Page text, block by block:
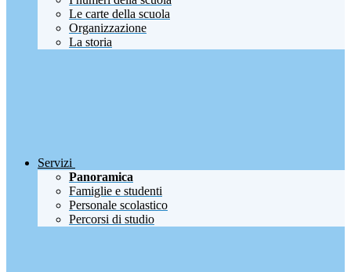
Le carte della scuola
Organizzazione
La storia
Servizi
Panoramica
Famiglie e studenti
Personale scolastico
Percorsi di studio